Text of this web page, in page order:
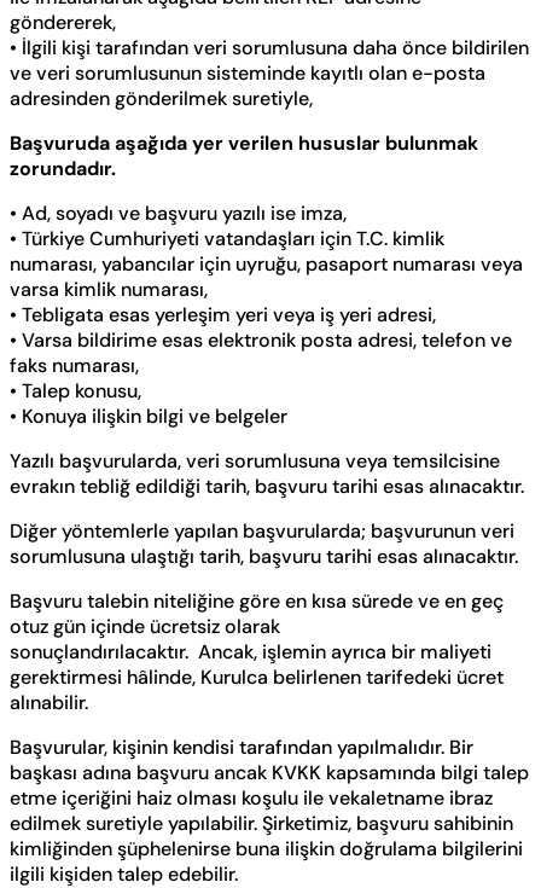
göndererek,
• İlgili kişi tarafından veri sorumlusuna daha önce bildirilen
ve veri sorumlusunun sisteminde kayıtlı olan e-posta
adresinden gönderilmek suretiyle,
Başvuruda aşağıda yer verilen hususlar bulunmak
zorundadır.
• Ad, soyadı ve başvuru yazılı ise imza,
• Türkiye Cumhuriyeti vatandaşları için T.C. kimlik
numarası, yabancılar için uyruğu, pasaport numarası veya
varsa kimlik numarası,
• Tebligata esas yerleşim yeri veya iş yeri adresi,
• Varsa bildirime esas elektronik posta adresi, telefon ve
faks numarası,
• Talep konusu,
• Konuya ilişkin bilgi ve belgeler
Yazılı başvurularda, veri sorumlusuna veya temsilcisine
evrakın tebliğ edildiği tarih, başvuru tarihi esas alınacaktır.
Diğer yöntemlerle yapılan başvurularda; başvurunun veri
sorumlusuna ulaştığı tarih, başvuru tarihi esas alınacaktır.
Başvuru talebin niteliğine göre en kısa sürede ve en geç
otuz gün içinde ücretsiz olarak
sonuçlandırılacaktır. Ancak, işlemin ayrıca bir maliyeti
gerektirmesi hâlinde, Kurulca belirlenen tarifedeki ücret
alınabilir.
Başvurular, kişinin kendisi tarafından yapılmalıdır. Bir
başkası adına başvuru ancak KVKK kapsamında bilgi talep
etme içeriğini haiz olması koşulu ile vekaletname ibraz
edilmek suretiyle yapılabilir. Şirketimiz, başvuru sahibinin
kimliğinden şüphelenirse buna ilişkin doğrulama bilgilerini
ilgili kişiden talep edebilir.